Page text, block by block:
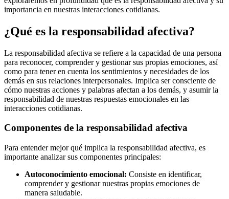
importancia en nuestras interacciones cotidianas.
¿Qué es la responsabilidad afectiva?
La responsabilidad afectiva se refiere a la capacidad de una persona
para reconocer, comprender y gestionar sus propias emociones, así
como para tener en cuenta los sentimientos y necesidades de los
demás en sus relaciones interpersonales. Implica ser consciente de
cómo nuestras acciones y palabras afectan a los demás, y asumir la
responsabilidad de nuestras respuestas emocionales en las
interacciones cotidianas.
Componentes de la responsabilidad afectiva
Para entender mejor qué implica la responsabilidad afectiva, es
importante analizar sus componentes principales:
Autoconocimiento emocional: Consiste en identificar,
comprender y gestionar nuestras propias emociones de
manera saludable.